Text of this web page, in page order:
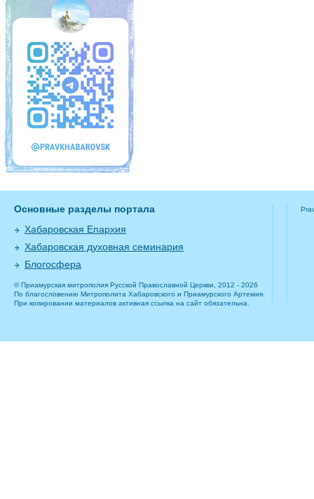
Основные разделы портала
Хабаровская Епархия
Хабаровская духовная семинария
Блогосфера
© Приамурская митрополия Русской Православной Церкви, 2012 - 2026
По благословению Митрополита Хабаровского и Приамурского Артемия.
При копировании материалов активная ссылка на сайт обязательна.